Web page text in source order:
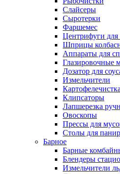
Слайсеры
Сыротерки
Фаршемес
Центрифуги для
Шприцы
Аппараты для
Глазировочные
Дозатор для
Измельчители
Картофелечистка
Клипсаторы
Лапшерезка
Овоскопы
Прессы для
Столы для
Барное
Барные
Блендеры
Измельчители